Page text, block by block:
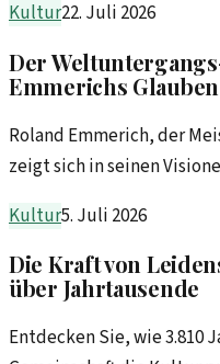
Kultur22. Juli 2026
Der
Emmerichs
Roland Emmerich, der
zeigt sich in seinen
Kultur5. Juli 2026
Die Kraft von
über Jahrtausende
Entdecken Sie, wie 3.810